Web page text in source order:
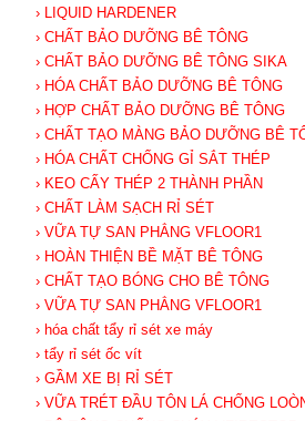
› LIQUID HARDENER
› CHẤT BẢO DƯỠNG BÊ TÔNG
› CHẤT BẢO DƯỠNG BÊ TÔNG SIKA
› HÓA CHẤT BẢO DƯỠNG BÊ TÔNG
› HỢP CHẤT BẢO DƯỠNG BÊ TÔNG
› CHẤT TẠO MÀNG BẢO DƯỠNG BÊ
› HÓA CHẤT CHỐNG GỈ SẮT THÉP
› KEO CẤY THÉP 2 THÀNH PHẦN
› CHẤT LÀM SẠCH RỈ SÉT
› VỮA TỰ SAN PHẲNG VFLOOR1
› HOÀN THIỆN BỀ MẶT BÊ TÔNG
› CHẤT TẠO BÓNG CHO BÊ TÔNG
› VỮA TỰ SAN PHẲNG VFLOOR1
› hóa chất tẩy rỉ sét xe máy
› tẩy rỉ sét ốc vít
› GẦM XE BỊ RỈ SÉT
› VỮA TRÉT ĐẦU TÔN LÁ CHỐNG